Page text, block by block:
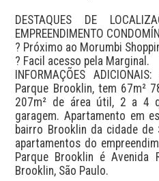
DESTAQUES DE
EMPREENDIMENTO
? Próximo ao Morumbi
? Facil acesso pela Marginal.
INFORMAÇÕES
Parque Brooklin, tem 67m²
207m² de área útil, 2 a 4
garagem. Apartamento em
bairro Brooklin da cidade de
apartamentos do
Parque Brooklin é Avenida
Brooklin, São Paulo.